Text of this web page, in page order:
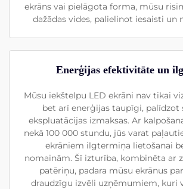
ekrāns vai pielāgota forma, mūsu
dažādas vides, palielinot iesaisti un
Enerģijas efektivitāte un
Mūsu iekštelpu LED ekrāni nav tikai
bet arī enerģijas taupīgi, palīdzot
ekspluatācijas izmaksas. Ar
nekā 100 000 stundu, jūs varat
ekrāniem ilgtermiņa lietošanai
nomainām. Šī izturība, kombinēta ar
patēriņu, padara mūsu ekrānus
draudzīgu izvēli uzņēmumiem, kuri